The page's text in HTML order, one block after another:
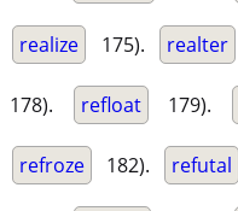
realize 175). realter
178). refloat 179).
refroze 182). refutal